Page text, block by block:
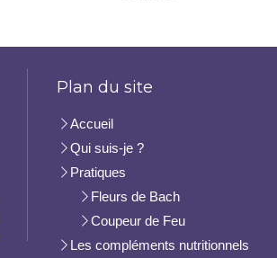
Plan du site
Accueil
Qui suis-je ?
Pratiques
Fleurs de Bach
Coupeur de Feu
Les compléments nutritionnels